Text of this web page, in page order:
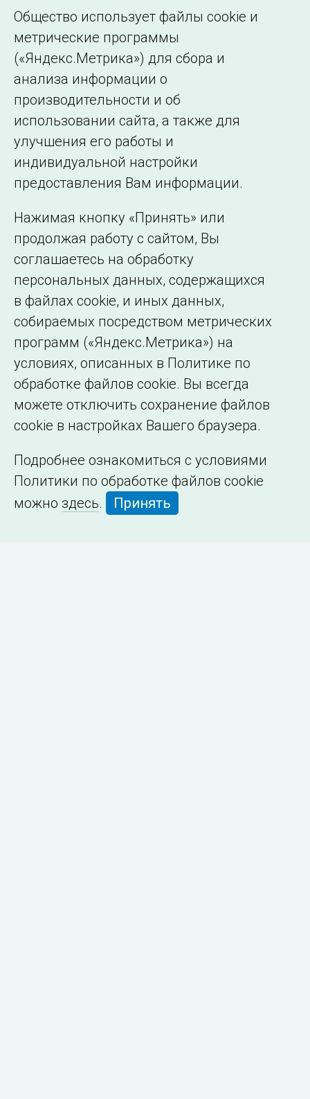
В Ижевске в здании Правительства Удмуртской
Республики состоялась межрегиональная конференция
Страница 171 из 174.
Назад 1 … 170 171 172 … 174
©2005–2026 АО «СО ЕЭС»
Филиалы и
представительства
образовательной
организации
Общество использует файлы cookie и
метрические программы
(«Яндекс.Метрика») для сбора и
анализа информации о
производительности и об
использовании сайта, а также для
улучшения его работы и
индивидуальной настройки
предоставления Вам информации.
Нажимая кнопку «Принять» или
продолжая работу с сайтом, Вы
соглашаетесь на обработку
персональных данных, содержащихся
в файлах cookie, и иных данных,
собираемых посредством метрических
программ («Яндекс.Метрика») на
условиях, описанных в Политике по
обработке файлов cookie. Вы всегда
можете отключить сохранение файлов
cookie в настройках Вашего браузера.
Подробнее ознакомиться с условиями
Политики по обработке файлов cookie
можно здесь. Принять